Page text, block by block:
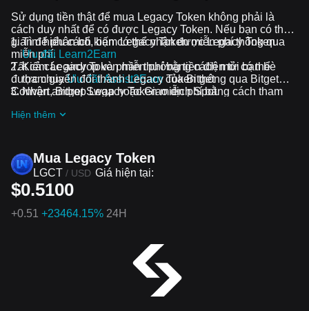
Sử dụng tiền thật để mua Legacy Token không phải là
cách duy nhất để có được Legacy Token. Nếu bạn có thời
gian để phân bổ, bạn có thể nhận được Legacy Token
miễn phí.
Tìm hiểu cách kiếm Legacy Token miễn phí thông qua
Ưu đãi Learn2Earn
Kiếm Legacy Token miễn phí bằng cách mời bạn bè
tham giaƯu đãi Assist2Earncủa Bitget
Nhận airdrop Legacy Token miễn phí bằng cách tham
Tất cả các airdrop và phần thưởng tiền điện tử có thể
được chuyển đổi thành Legacy Token thông qua Bitget
Convert, Bitget Swap hoặc Giao dịch Spot.
Hiện thêm
Mua Legacy Token
LGCT / USD Giá hiện tại:
$0.5100
+0.51 +23464.15% 24H